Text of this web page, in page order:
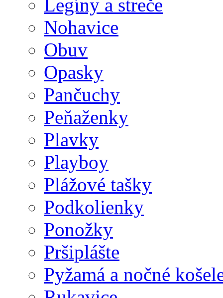
Legíny a streče
Nohavice
Obuv
Opasky
Pančuchy
Peňaženky
Plavky
Playboy
Plážové tašky
Podkolienky
Ponožky
Pršiplášte
Pyžamá a nočné